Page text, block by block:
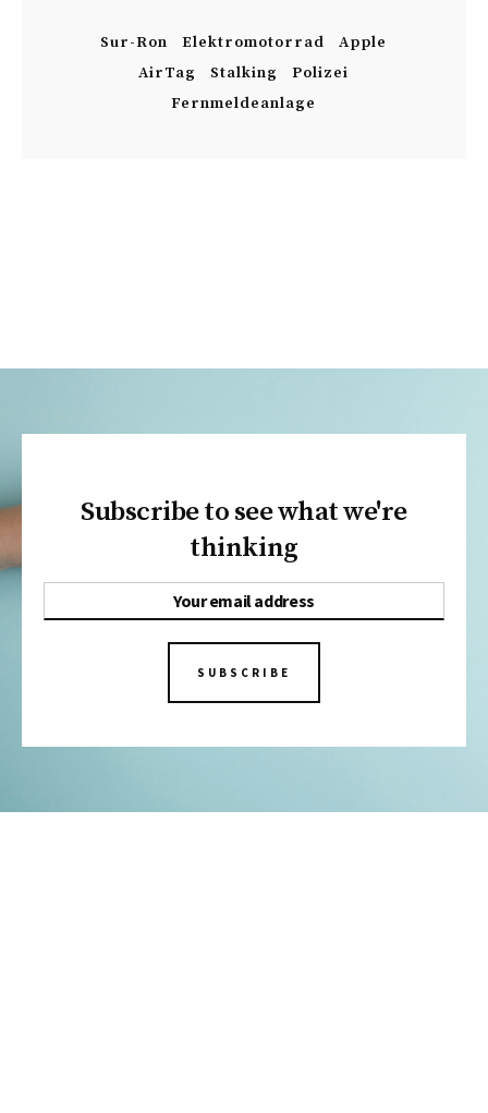
Sur-Ron Elektromotorrad
Apple
AirTag
Stalking
Polizei
Fernmeldeanlage
Subscribe to see what we're
thinking
SUBSCRIBE